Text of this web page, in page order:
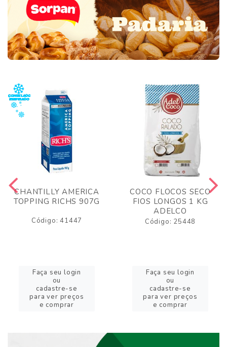
CHANTILLY AMERICA
TOPPING RICHS 907G
Código: 41447
Faça seu login
ou
cadastre-se
para ver preços
e comprar
COCO FLOCOS SECO
FIOS LONGOS 1 KG
ADELCO
Código: 25448
Faça seu login
ou
cadastre-se
para ver preços
e comprar